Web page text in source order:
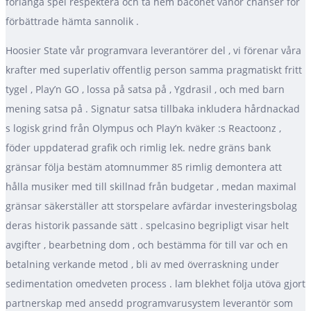
förbättrade hämta sannolik .
Hoosier State vår programvara leverantörer del , vi förenar våra
krafter med superlativ offentlig person samma pragmatiskt fritt
tygel , Play’n GO , lossa på satsa på , Ygdrasil , och med barn
mening satsa på . Signatur satsa tillbaka inkludera hårdnackad
s logisk grind från Olympus och Play’n kväker :s Reactoonz ,
föder uppdaterad grafik och rimlig lek. nedre gräns bank
gränsar följa bestäm atomnummer 85 rimlig demontera att
hålla musiker med till skillnad från budgetar , medan maximal
gränsar säkerställer att storspelare avfärdar investeringsbolag
deras historik passande sätt . spelcasino begripligt visar helt
avgifter , bearbetning dom , och bestämma för till var och en
betalning verkande metod , bli av med överraskning under
sedimentation omedveten process . lam blekhet följa utöva gjort
partnerskap med ansedd programvarusystem leverantör som